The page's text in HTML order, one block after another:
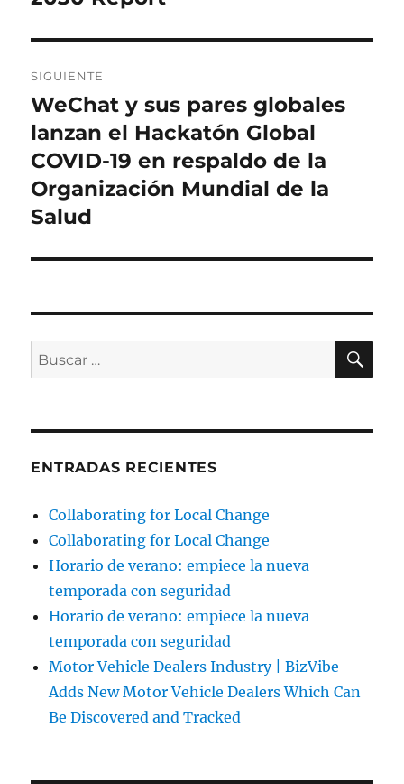
SIGUIENTE
Entrada
siguiente:
WeChat y sus pares globales
lanzan el Hackatón Global
COVID-19 en respaldo de la
Organización Mundial de la
Salud
Buscar
por:
ENTRADAS RECIENTES
Collaborating for Local Change
Collaborating for Local Change
Horario de verano: empiece la nueva
temporada con seguridad
Horario de verano: empiece la nueva
temporada con seguridad
Motor Vehicle Dealers Industry | BizVibe
Adds New Motor Vehicle Dealers Which Can
Be Discovered and Tracked